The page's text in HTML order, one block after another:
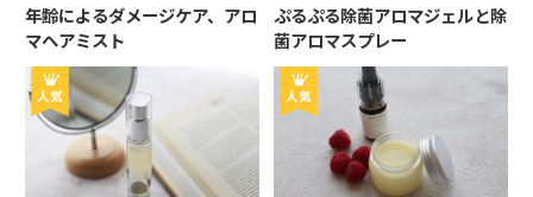
年齢によるダメージケア、アロ
マヘアミスト
ぷるぷる除菌アロマジェルと除
菌アロマスプレー